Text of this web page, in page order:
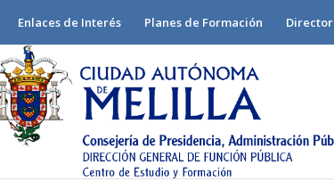
Enlaces de Interés Planes de Formación